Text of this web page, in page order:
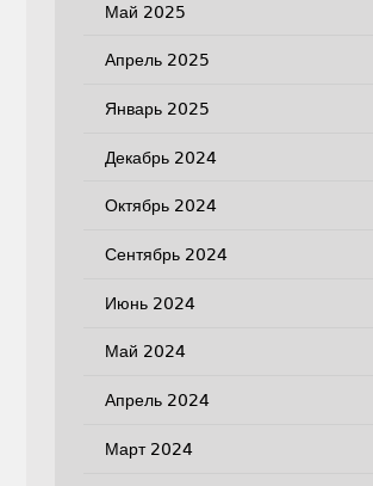
Май 2025
Апрель 2025
Январь 2025
Декабрь 2024
Октябрь 2024
Сентябрь 2024
Июнь 2024
Май 2024
Апрель 2024
Март 2024